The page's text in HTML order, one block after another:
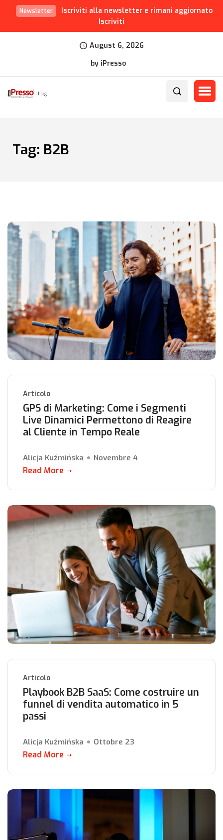
Newsletter
Iscriviti alla newsletter e rimani aggiornato
Iscriviti
August 6, 2026
by iPresso
Tag: B2B
Articolo
GPS di Marketing: Come i Segmenti
Live Dinamici Permettono di Reagire
al Cliente in Tempo Reale
Alicja Kuźmińska Novembre 4
Read More
Articolo
Playbook B2B SaaS: Come costruire un
funnel di vendita automatico in 5
passi
Alicja Kuźmińska Ottobre 23
Read More